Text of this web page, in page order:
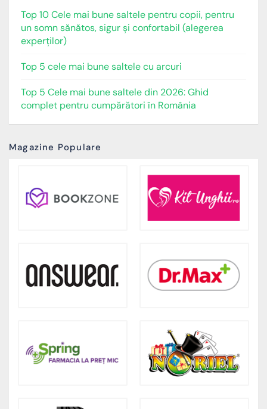
Top 10 Cele mai bune saltele pentru copii, pentru
un somn sănătos, sigur și confortabil (alegerea
experților)
Top 5 cele mai bune saltele cu arcuri
Top 5 Cele mai bune saltele din 2026: Ghid
complet pentru cumpărători în România
Magazine Populare